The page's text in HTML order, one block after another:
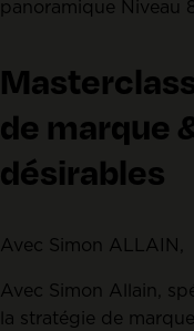
panoramique Niveau
de marque
désirables
Avec Simon ALLAIN,
Avec Simon Allain,
la stratégie de